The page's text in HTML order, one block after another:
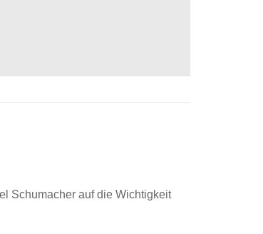
Schumacher auf die Wichtigkeit